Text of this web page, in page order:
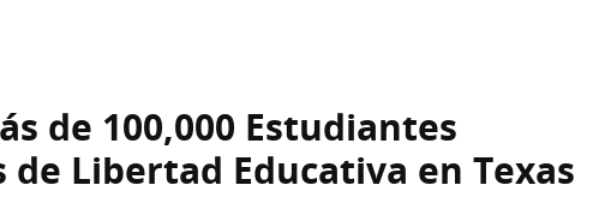
de 100,000 Estudiantes
Libertad Educativa en Texas